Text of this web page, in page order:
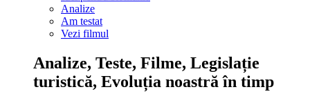
Analize
Am testat
Vezi filmul
Analize, Teste, Filme, Legislație
turistică, Evoluția noastră în timp